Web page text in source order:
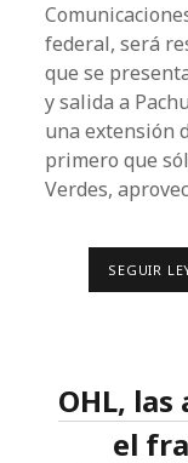
federal, será
que se
y salida a
una extensión
primero que
Verdes,
SEGUIR
OHL,
el